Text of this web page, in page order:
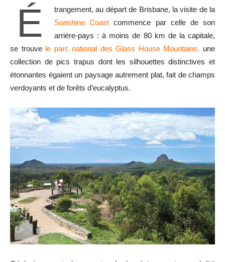
É
trangement, au départ de Brisbane, la visite de la
Sunshine Coast commence par celle de son
arrière-pays : à moins de 80 km de la capitale,
se trouve le parc national des Glass House Mountains, une
collection de pics trapus dont les silhouettes distinctives et
étonnantes égaient un paysage autrement plat, fait de champs
verdoyants et de forêts d’eucalyptus.